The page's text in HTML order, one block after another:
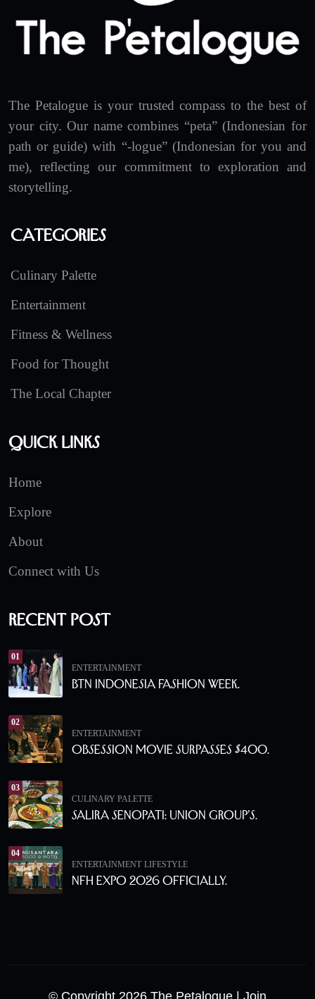
The Petalogue is your trusted compass to the best of
your city. Our name combines “peta” (Indonesian for
path or guide) with “-logue” (Indonesian for you and
me), reflecting our commitment to exploration and
storytelling.
Categories
Culinary Palette
Entertainment
Fitness & Wellness
Food for Thought
The Local Chapter
Quick Links
Home
Explore
About
Connect with Us
Recent Post
01
ENTERTAINMENT
BTN Indonesia Fashion Week.
02
ENTERTAINMENT
Obsession Movie Surpasses $400.
03
CULINARY PALETTE
Salira Senopati: Union Group’s.
04
ENTERTAINMENT LIFESTYLE
NFH Expo 2026 Officially.